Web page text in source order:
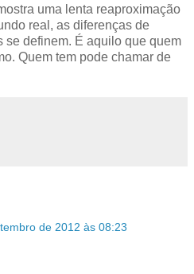
uma lenta reaproximação
real, as diferenças de
se definem. É aquilo que quem
Quem tem pode chamar de
de 2012 às 08:23